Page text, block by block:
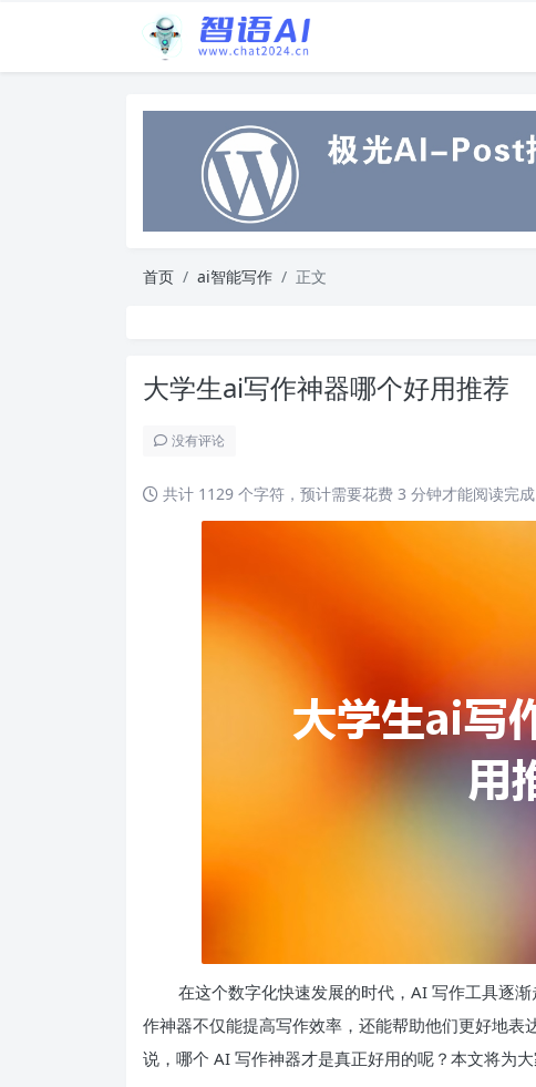
首页 ai智能写作 正文
大学生ai写作神器哪个好用推荐
没有评论
共计 1129 个字符，预计需要花费 3 分钟才能阅读完成
在这个数字化快速发展的时代，AI 写作工具逐
作神器不仅能提高写作效率，还能帮助他们更好地
说，哪个 AI 写作神器才是真正好用的呢？本文将为大